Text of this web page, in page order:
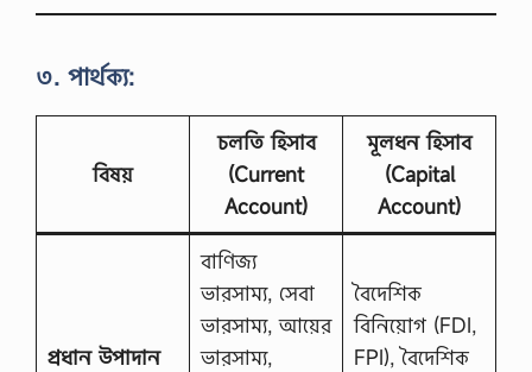
ম্প
না
ক
…
৩. পার্থক্য:
বিষয়
চলতি হিসাব
(Current
Account)
মূলধন হিসাব
(Capital
Account)
প্রধান উপাদান
বাণিজ্য
ভারসাম্য, সেবা
ভারসাম্য, আয়ের
ভারসাম্য,
বৈদেশিক
বিনিয়োগ (FDI,
FPI), বৈদেশিক